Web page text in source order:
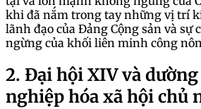
khi đã nắm trong tay những vị trí
lãnh đạo của Đảng Cộng sản và sự
ngừng của khối liên minh công
2. Đại hội XIV và
nghiệp hóa xã hội chủ